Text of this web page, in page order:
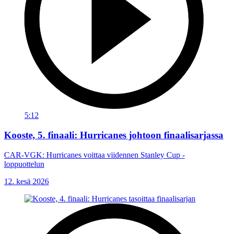
5:12
Kooste, 5. finaali: Hurricanes johtoon finaalisarjassa
CAR-VGK: Hurricanes voittaa viidennen Stanley Cup -
loppuottelun
12. kesä 2026